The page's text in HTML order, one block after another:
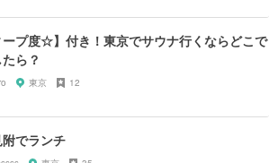
ープ度☆】付き！東京でサウナ行くならどこで
ら？
東京 12
でランチ